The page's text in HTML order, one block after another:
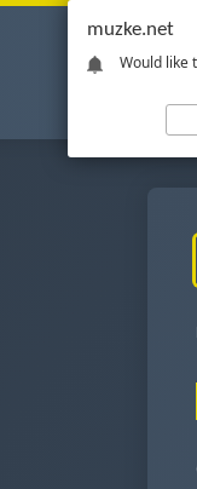
muzke.net
Would like